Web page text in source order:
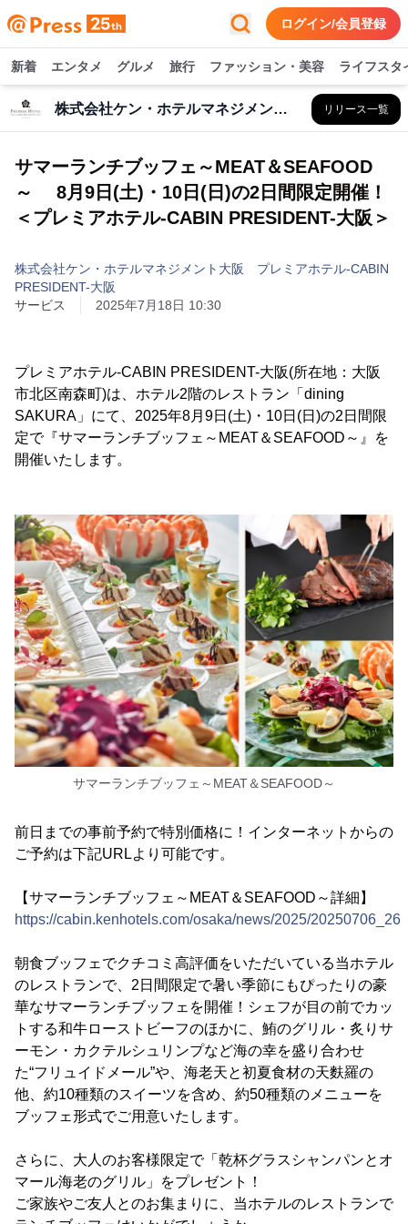
ログイン/会員登録
新着 エンタメ グルメ 旅行 ファッション・美容 ライフスタ
株式会社ケン・ホテルマネジメント大阪 プレミアホテル-CABIN PRESIDENT-大阪 リリース一覧
サマーランチブッフェ～MEAT＆SEAFOOD
～ 8月9日(土)・10日(日)の2日間限定開催！
＜プレミアホテル-CABIN PRESIDENT-大阪＞
株式会社ケン・ホテルマネジメント大阪 プレミアホテル-CABIN
PRESIDENT-大阪
サービス
2025年7月18日 10:30
プレミアホテル-CABIN PRESIDENT-大阪(所在地：大阪
市北区南森町)は、ホテル2階のレストラン「dining
SAKURA」にて、2025年8月9日(土)・10日(日)の2日間限
定で『サマーランチブッフェ～MEAT＆SEAFOOD～』を
開催いたします。
サマーランチブッフェ～MEAT＆SEAFOOD～
前日までの事前予約で特別価格に！インターネットからの
ご予約は下記URLより可能です。
【サマーランチブッフェ～MEAT＆SEAFOOD～詳細】
https://cabin.kenhotels.com/osaka/news/2025/
朝食ブッフェでクチコミ高評価をいただいている当ホテル
のレストランで、2日間限定で暑い季節にもぴったりの豪
華なサマーランチブッフェを開催！シェフが目の前でカッ
トする和牛ローストビーフのほかに、鮪のグリル・炙りサ
ーモン・カクテルシュリンプなど海の幸を盛り合わせ
た“フリュイドメール”や、海老天と初夏食材の天麩羅の
他、約10種類のスイーツを含め、約50種類のメニューを
ブッフェ形式でご用意いたします。
さらに、大人のお客様限定で「乾杯グラスシャンパンとオ
マール海老のグリル」をプレゼント！
ご家族やご友人とのお集まりに、当ホテルのレストランで